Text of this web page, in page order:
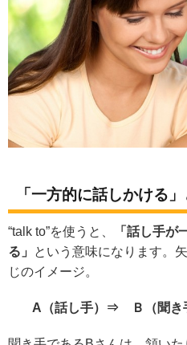
「一方的に話しかける
“talk to”を使うと、
「話し手が
る」
という意味になります。
じのイメージ。
A（話し手）⇒ Ｂ（聞き